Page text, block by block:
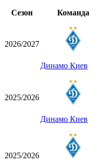
Сезон
Команда
2026/2027
Динамо Киев
2025/2026
Динамо Киев
2025/2026